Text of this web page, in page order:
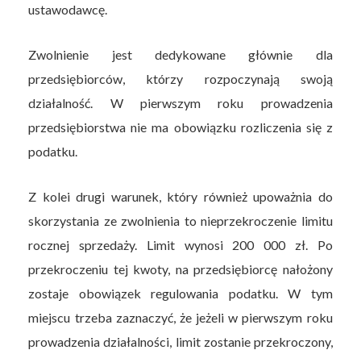
ustawodawcę.
Zwolnienie jest dedykowane głównie dla
przedsiębiorców, którzy rozpoczynają swoją
działalność. W pierwszym roku prowadzenia
przedsiębiorstwa nie ma obowiązku rozliczenia się z
podatku.
Z kolei drugi warunek, który również upoważnia do
skorzystania ze zwolnienia to nieprzekroczenie limitu
rocznej sprzedaży. Limit wynosi 200 000 zł. Po
przekroczeniu tej kwoty, na przedsiębiorcę nałożony
zostaje obowiązek regulowania podatku. W tym
miejscu trzeba zaznaczyć, że jeżeli w pierwszym roku
prowadzenia działalności, limit zostanie przekroczony,